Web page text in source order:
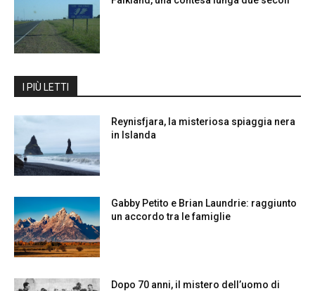
I PIÙ LETTI
Reynisfjara, la misteriosa spiaggia nera
in Islanda
Gabby Petito e Brian Laundrie: raggiunto
un accordo tra le famiglie
Dopo 70 anni, il mistero dell’uomo di